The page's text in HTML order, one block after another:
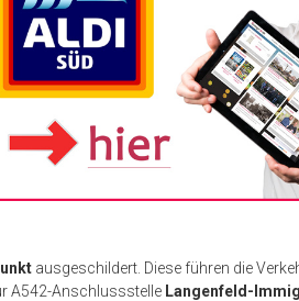
ausgeschildert. Diese führen die
A542-Anschlussstelle Langenfeld-